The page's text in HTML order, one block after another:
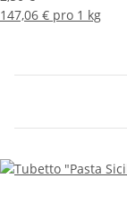
147,06 € pro 1 kg